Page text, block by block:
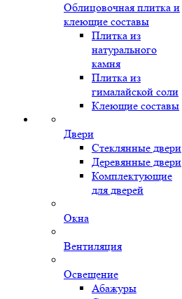
Облицовочная плитка и
клеющие составы
Плитка из
натурального
камня
Плитка из
гималайской соли
Клеющие составы
Двери
Стеклянные двери
Деревянные двери
Комплектующие
для дверей
Окна
Вентиляция
Освещение
Абажуры